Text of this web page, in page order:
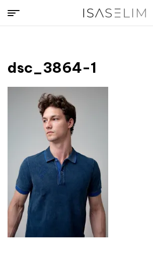
IsaSelim
мужской
коллекция
~
пошив
Меню
dsc_3864-1